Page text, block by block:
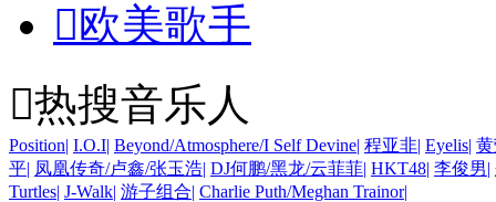
欧美歌手
热搜音乐人
Position| I.O.I| Beyond/Atmosphere/I Self Devine| 程亚非| Eyelis|
平| 凤凰传奇/卢鑫/张玉浩| DJ何鹏/黑龙/云菲菲| HKT48| 李俊男|
Turtles| J-Walk| 游子组合| Charlie Puth/Meghan Trainor|